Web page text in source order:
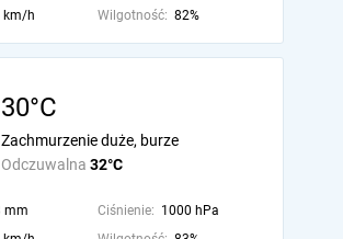
km/h Wilgotność: 82%
30°C
Odczuwalna 32°C
Zachmurzenie duże, burze
mm Ciśnienie: 1000 hPa